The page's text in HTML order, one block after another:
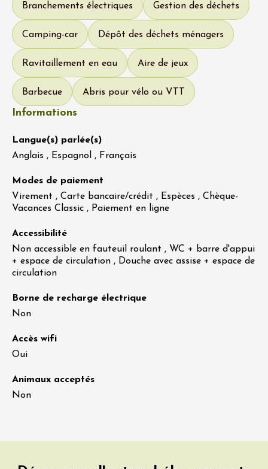
Branchements électriques Gestion des déchets
Camping-car Dépôt des déchets ménagers
Ravitaillement en eau Aire de jeux
Barbecue Abris pour vélo ou VTT
Informations
Langue(s) parlée(s)
Anglais , Espagnol , Français
Modes de paiement
Virement , Carte bancaire/crédit , Espèces , Chèque-
Vacances Classic , Paiement en ligne
Accessibilité
Non accessible en fauteuil roulant , WC + barre d'appui
+ espace de circulation , Douche avec assise + espace de
circulation
Borne de recharge électrique
Non
Accès wifi
Oui
Animaux acceptés
Non